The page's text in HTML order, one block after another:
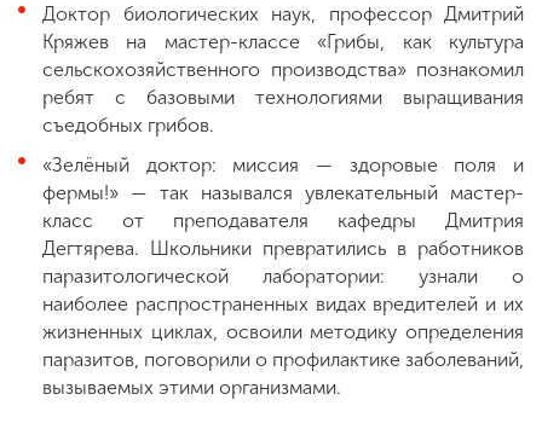
Доктор биологических наук, профессор Дмитрий
Кряжев на мастер-классе «Грибы, как культура
сельскохозяйственного производства» познакомил
ребят с базовыми технологиями выращивания
съедобных грибов.
«Зелёный доктор: миссия — здоровые поля и
фермы!» — так назывался увлекательный мастер-
класс от преподавателя кафедры Дмитрия
Дегтярева. Школьники превратились в работников
паразитологической лаборатории: узнали о
наиболее распространенных видах вредителей и их
жизненных циклах, освоили методику определения
паразитов, поговорили о профилактике заболеваний,
вызываемых этими организмами.